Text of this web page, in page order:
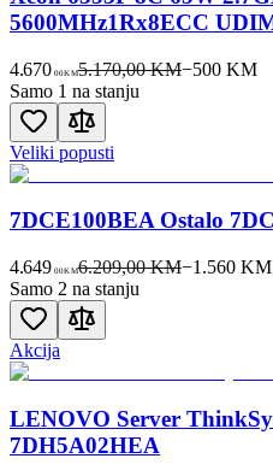
5600MHz1Rx8ECC
4.670 00KM5.170,00 KM−500KM
Samo 1 na stanju
Veliki popusti
7DCE100BEA Ostalo
4.649 00KM6.209,00 KM−1.560KM
Samo 2 na stanju
Akcija
LENOVO Server
7DH5A02HEA